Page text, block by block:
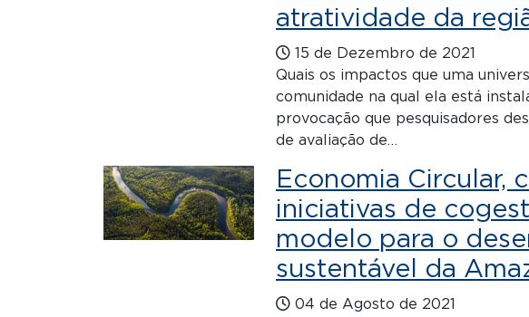
atratividade da
15 de Dezembro de 2021
Quais os impactos que uma
comunidade na qual ela está
provocação que pesquisadores
de avaliação de…
Economia Circular,
iniciativas de
modelo para o
sustentável da
04 de Agosto de 2021